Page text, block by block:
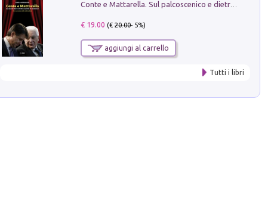
€ 19.00 (€20.00- 5%)
aggiungi al carrello
Tutti i libri